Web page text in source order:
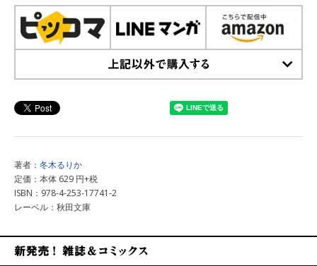
著者： 冬木るりか
定価：本体 629 円+税
ISBN：978-4-253-17741-2
レーベル：秋田文庫